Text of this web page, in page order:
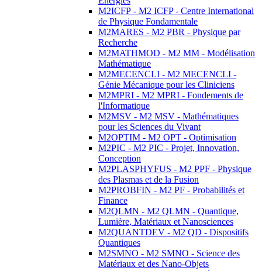
M2ICFP - M2 ICFP - Centre International
de Physique Fondamentale
M2MARES - M2 PBR - Physique par
Recherche
M2MATHMOD - M2 MM - Modélisation
Mathématique
M2MECENCLI - M2 MECENCLI -
Génie Mécanique pour les Cliniciens
M2MPRI - M2 MPRI - Fondements de
l'Informatique
M2MSV - M2 MSV - Mathématiques
pour les Sciences du Vivant
M2OPTIM - M2 OPT - Optimisation
M2PIC - M2 PIC - Projet, Innovation,
Conception
M2PLASPHYFUS - M2 PPF - Physique
des Plasmas et de la Fusion
M2PROBFIN - M2 PF - Probabilités et
Finance
M2QLMN - M2 QLMN - Quantique,
Lumière, Matériaux et Nanosciences
M2QUANTDEV - M2 QD - Dispositifs
Quantiques
M2SMNO - M2 SMNO - Science des
Matériaux et des Nano-Objets